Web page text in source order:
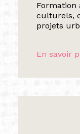
Formation
culturels,
projets
En savoir